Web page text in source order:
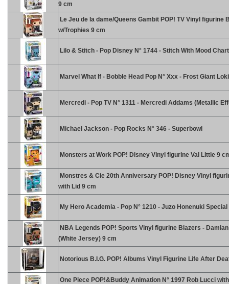
9 cm
Le Jeu de la dame/Queens Gambit POP! TV Vinyl figurine
w/Trophies 9 cm
Lilo & Stitch - Pop Disney N° 1744 - Stitch With Mood Chart
Marvel What If - Bobble Head Pop N° Xxx - Frost Giant Loki
Mercredi - Pop TV N° 1311 - Mercredi Addams (Metallic
Michael Jackson - Pop Rocks N° 346 - Superbowl
Monsters at Work POP! Disney Vinyl figurine Val Little 9
Monstres & Cie 20th Anniversary POP! Disney Vinyl
with Lid 9 cm
My Hero Academia - Pop N° 1210 - Juzo Honenuki
NBA Legends POP! Sports Vinyl figurine Blazers -
(White Jersey) 9 cm
Notorious B.I.G. POP! Albums Vinyl Figurine Life After
One Piece POP!&Buddy Animation N° 1997 Rob Lucci